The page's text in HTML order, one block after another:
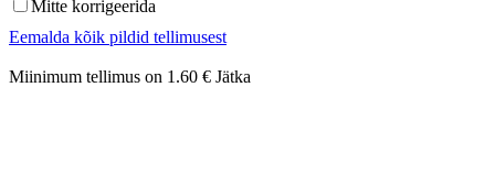
Mitte korrigeerida
Eemalda kõik pildid tellimusest
Miinimum tellimus on 1.60 € Jätka